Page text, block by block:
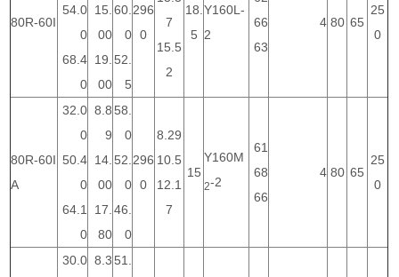
80R-60I
54.0
0
68.4
0
15.
00
19.
00
60.
0
52.
5
296
0
7
15.5
2
18.
5
Y160L-
2
66
63
4 80 65
25
0
80R-60I
A
32.0
0
50.4
0
64.1
0
8.8
9
14.
00
17.
80
58.
0
52.
0
46.
0
296
0
8.29
10.5
12.1
7
15
Y160M
2-2
61
68
66
4 80 65
25
0
30.0 8.3 51.